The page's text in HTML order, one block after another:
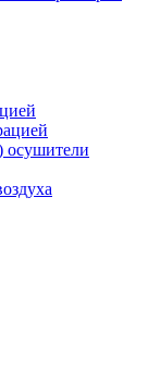
осушители